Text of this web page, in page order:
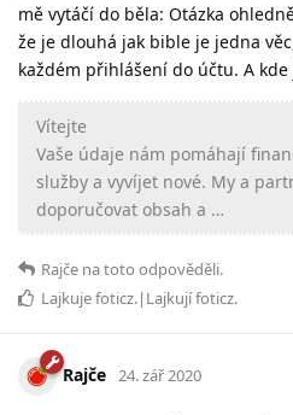
mě vytáčí do běla: Otázka
že je dlouhá jak bible je jedna
každém přihlášení do účtu. A
Vítejte
Vaše údaje nám pomáhají
služby a vyvíjet nové. My a
doporučovat obsah a …
Rajče na toto odpověděli.
Lajkujefoticz.|Lajkujífoticz.
Rajče 24. zář 2020